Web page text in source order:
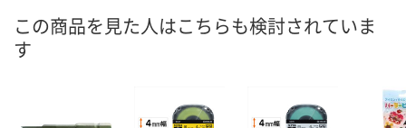
カ
この商品を見た人はこちらも検討されていま
す